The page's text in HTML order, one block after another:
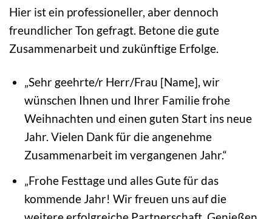
Hier ist ein professioneller, aber dennoch
freundlicher Ton gefragt. Betone die gute
Zusammenarbeit und zukünftige Erfolge.
„Sehr geehrte/r Herr/Frau [Name], wir
wünschen Ihnen und Ihrer Familie frohe
Weihnachten und einen guten Start ins neue
Jahr. Vielen Dank für die angenehme
Zusammenarbeit im vergangenen Jahr.“
„Frohe Festtage und alles Gute für das
kommende Jahr! Wir freuen uns auf die